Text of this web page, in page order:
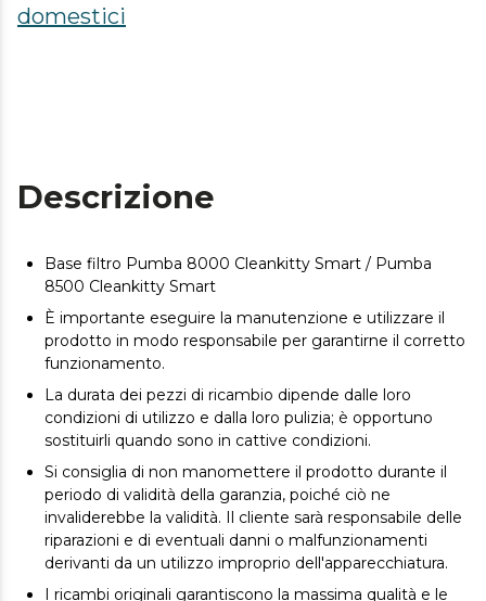
domestici
Descrizione
Base filtro Pumba 8000 Cleankitty Smart / Pumba
8500 Cleankitty Smart
È importante eseguire la manutenzione e utilizzare il
prodotto in modo responsabile per garantirne il corretto
funzionamento.
La durata dei pezzi di ricambio dipende dalle loro
condizioni di utilizzo e dalla loro pulizia; è opportuno
sostituirli quando sono in cattive condizioni.
Si consiglia di non manomettere il prodotto durante il
periodo di validità della garanzia, poiché ciò ne
invaliderebbe la validità. Il cliente sarà responsabile delle
riparazioni e di eventuali danni o malfunzionamenti
derivanti da un utilizzo improprio dell'apparecchiatura.
I ricambi originali garantiscono la massima qualità e le